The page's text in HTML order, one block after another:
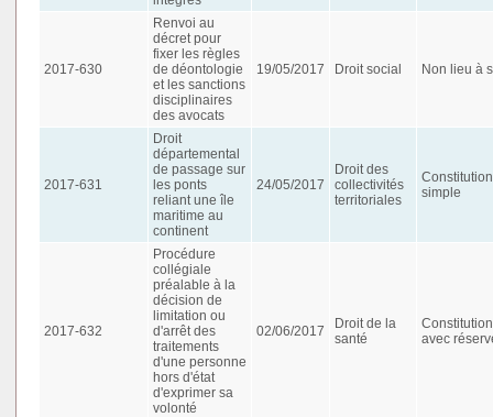
2017-630
Renvoi au
décret pour
fixer les règles
de déontologie
et les sanctions
disciplinaires
des avocats
19/05/2017 Droit social Non lieu à
2017-631
Droit
départemental
de passage sur
les ponts
reliant une île
maritime au
continent
24/05/2017
Droit des
collectivités
territoriales
simple
2017-632
Procédure
collégiale
préalable à la
décision de
limitation ou
d'arrêt des
traitements
d'une personne
hors d'état
d'exprimer sa
volonté
02/06/2017
Droit de la
santé
avec